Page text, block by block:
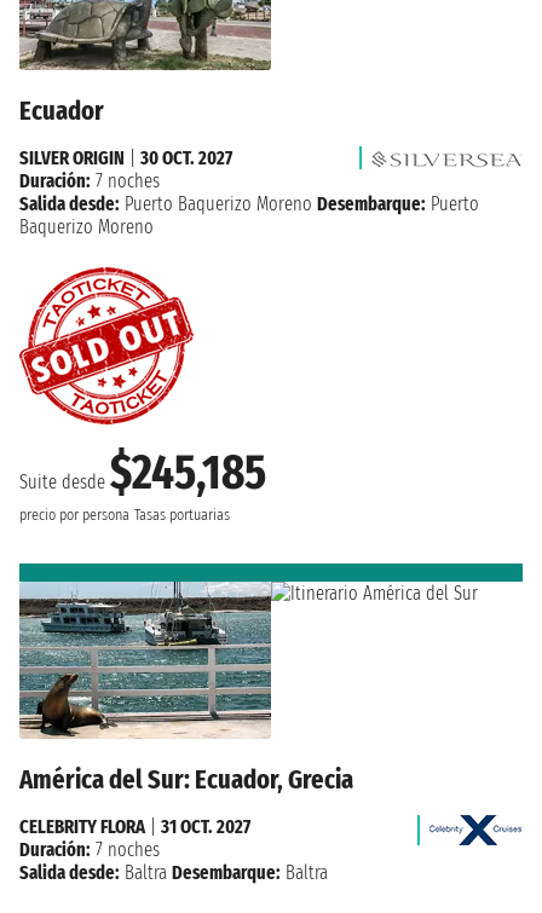
Ecuador
Suite desde $245,185
precio por persona Tasas portuarias
SILVER ORIGIN
30 OCT. 2027
Duración: 7 noches
Salida desde: Puerto Baquerizo Moreno Desembarque: Puerto
Baquerizo Moreno
América del Sur: Ecuador, Grecia
CELEBRITY FLORA
31 OCT. 2027
Duración: 7 noches
Salida desde: Baltra Desembarque: Baltra